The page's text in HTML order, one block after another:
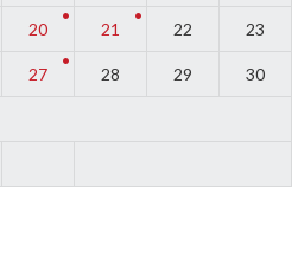
20 21 22 23
27 28 29 30